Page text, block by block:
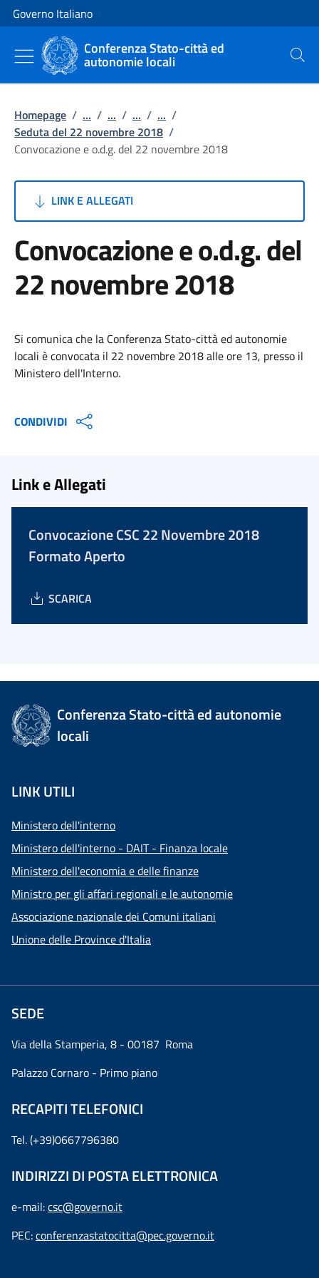
Vai al contenuto
Vai alla navigazione del sito
Governo Italiano
Conferenza Stato-città ed
autonomie locali Cerca
Homepage / ... / ... / ... / ... /
Seduta del 22 novembre 2018 /
Convocazione e o.d.g. del 22 novembre 2018
LINK E ALLEGATI
Convocazione e o.d.g. del
22 novembre 2018
Si comunica che la Conferenza Stato-città ed autonomie
locali è convocata il 22 novembre 2018 alle ore 13, presso il
Ministero dell'Interno.
CONDIVIDI
Link e Allegati
Convocazione CSC 22 Novembre 2018
Formato Aperto
SCARICA
Conferenza Stato-città ed autonomie
locali
LINK UTILI
Ministero dell'interno
Ministero dell'interno - DAIT - Finanza locale
Ministero dell'economia e delle finanze
Ministro per gli affari regionali e le autonomie
Associazione nazionale dei Comuni italiani
Unione delle Province d'Italia
SEDE
Via della Stamperia, 8 - 00187 Roma
Palazzo Cornaro - Primo piano
RECAPITI TELEFONICI
Tel. (+39)0667796380
INDIRIZZI DI POSTA ELETTRONICA
e-mail:csc@governo.it
PEC:conferenzastatocitta@pec.governo.it